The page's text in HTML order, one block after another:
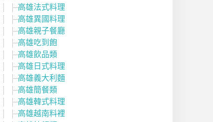
高雄法式料理
高雄異國料理
高雄親子餐廳
高雄吃到飽
高雄飲品類
高雄日式料理
高雄義大利麵
高雄簡餐類
高雄韓式料理
高雄越南料裡